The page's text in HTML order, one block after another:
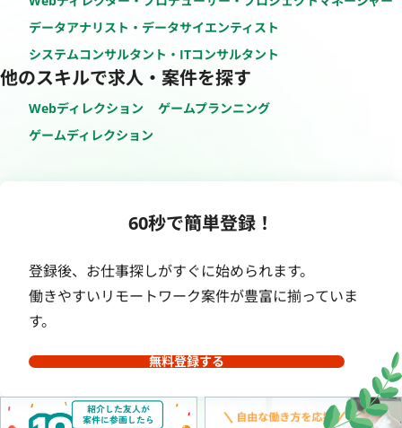
データアナリスト・データサイエンティスト
システムコンサルタント・ITコンサルタント
他のスキルで求人・案件を探す
Webディレクション
ゲームプランニング
ゲームディレクション
60秒で簡単登録！
登録後、お仕事探しがすぐに始められます。
働きやすいリモートワーク案件が豊富に揃っていま
す。
無料登録する